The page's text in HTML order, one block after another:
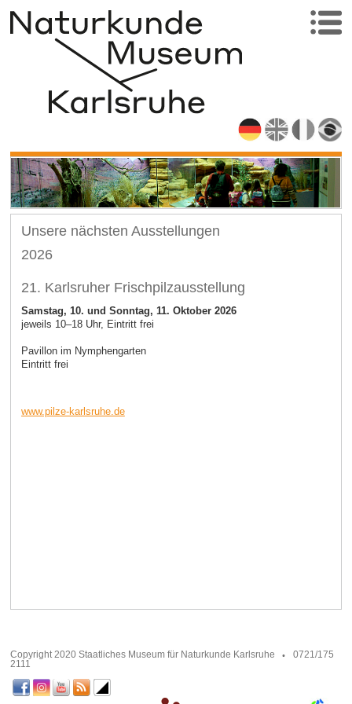
Unsere nächsten Ausstellungen
2026
21. Karlsruher Frischpilzausstellung
Samstag, 10. und Sonntag, 11. Oktober 2026
jeweils 10–18 Uhr, Eintritt frei
Pavillon im Nymphengarten
Eintritt frei
www.pilze-karlsruhe.de
Copyright 2020 Staatliches Museum für Naturkunde Karlsruhe
0721/175
2111